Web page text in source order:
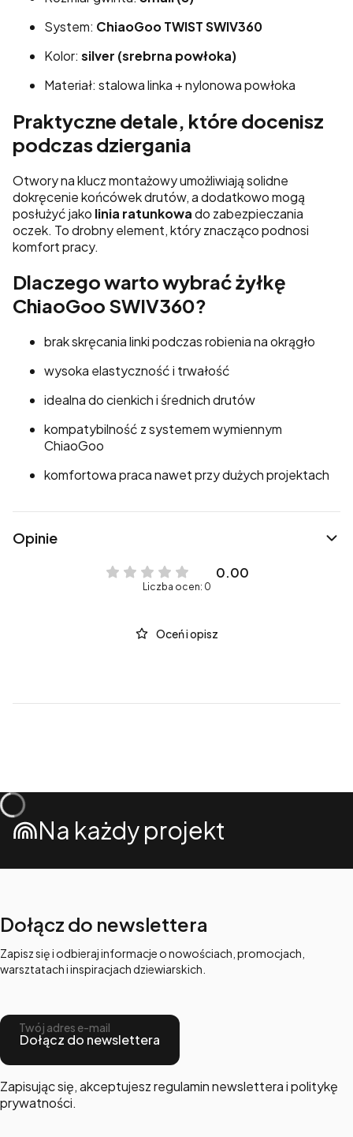
System: ChiaoGoo TWIST SWIV360
Kolor: silver (srebrna powłoka)
Materiał: stalowa linka + nylonowa powłoka
Praktyczne detale, które docenisz
podczas dziergania
Otwory na klucz montażowy umożliwiają solidne
dokręcenie końcówek drutów, a dodatkowo mogą
posłużyć jako linia ratunkowado zabezpieczania
oczek. To drobny element, który znacząco podnosi
komfort pracy.
Dlaczego warto wybrać żyłkę
ChiaoGoo SWIV360?
brak skręcania linki podczas robienia na okrągło
wysoka elastyczność i trwałość
idealna do cienkich i średnich drutów
kompatybilność z systemem wymiennym
ChiaoGoo
komfortowa praca nawet przy dużych projektach
Opinie
0.00
Liczba ocen: 0
Oceń i opisz
Na każdy projekt
Dołącz do newslettera
Zapisz się i odbieraj informacje o nowościach, promocjach,
warsztatach i inspiracjach dziewiarskich.
Twój adres e-mail
Dołącz do newslettera
Zapisując się, akceptujesz regulamin newslettera i politykę
prywatności.